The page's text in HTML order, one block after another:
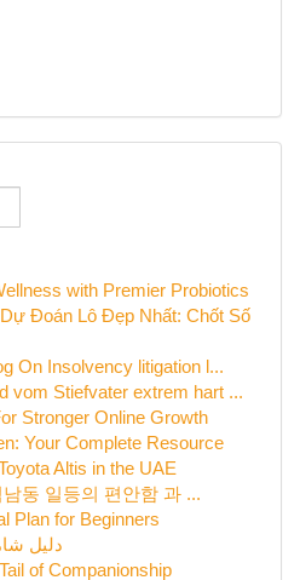
with Premier Probiotics
Đoán Lô Đẹp Nhất: Chốt Số
On Insolvency litigation l...
vom Stiefvater extrem hart ...
Stronger Online Growth
Your Complete Resource
Altis in the UAE
동 일등의 편안함 과 ...
Plan for Beginners
دليل
of Companionship